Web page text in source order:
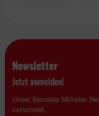
Newsletter
Jetzt anmelden!
Unser Borussia Münster
versendet.